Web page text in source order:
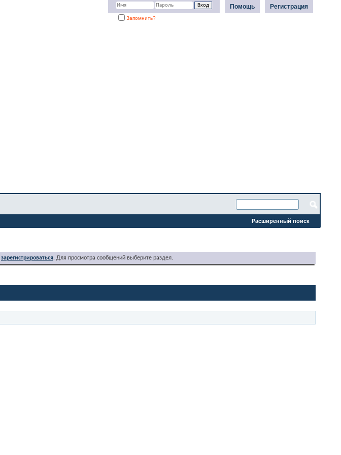
Регистрация
Помощь
Запомнить?
Расширенный поиск
зарегистрироваться. Для просмотра сообщений выберите раздел.